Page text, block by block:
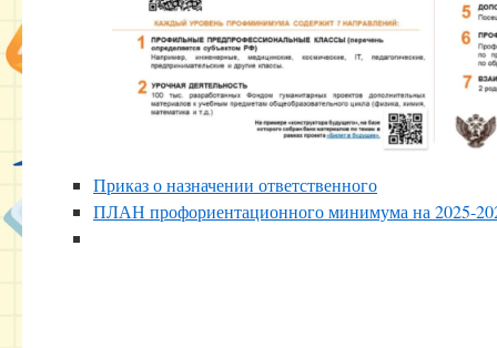
Приказ о назначении ответственного
ПЛАН профориентационного минимума на 2025-